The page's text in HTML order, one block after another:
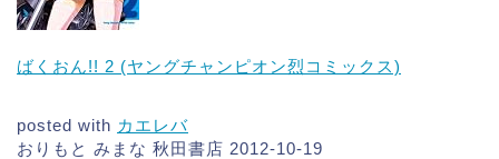
ばくおん!! 2 (ヤングチャンピオン烈コミックス)
posted with カエレバ
おりもと みまな 秋田書店 2012-10-19